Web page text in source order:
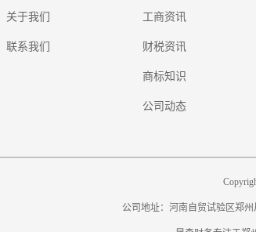
关于我们
联系我们
工商资讯
财税资讯
商标知识
公司动态
公司地址：河南自贸试验区郑